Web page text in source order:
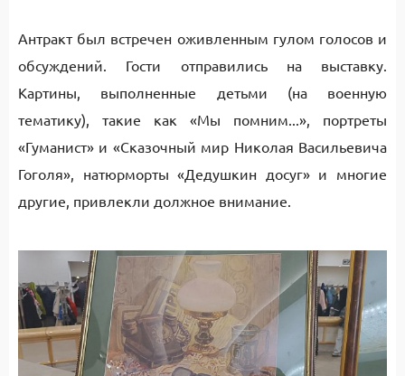
Антракт был встречен оживленным гулом голосов и
обсуждений. Гости отправились на выставку.
Картины, выполненные детьми (на военную
тематику), такие как «Мы помним...», портреты
«Гуманист» и «Сказочный мир Николая Васильевича
Гоголя», натюрморты «Дедушкин досуг» и многие
другие, привлекли должное внимание.